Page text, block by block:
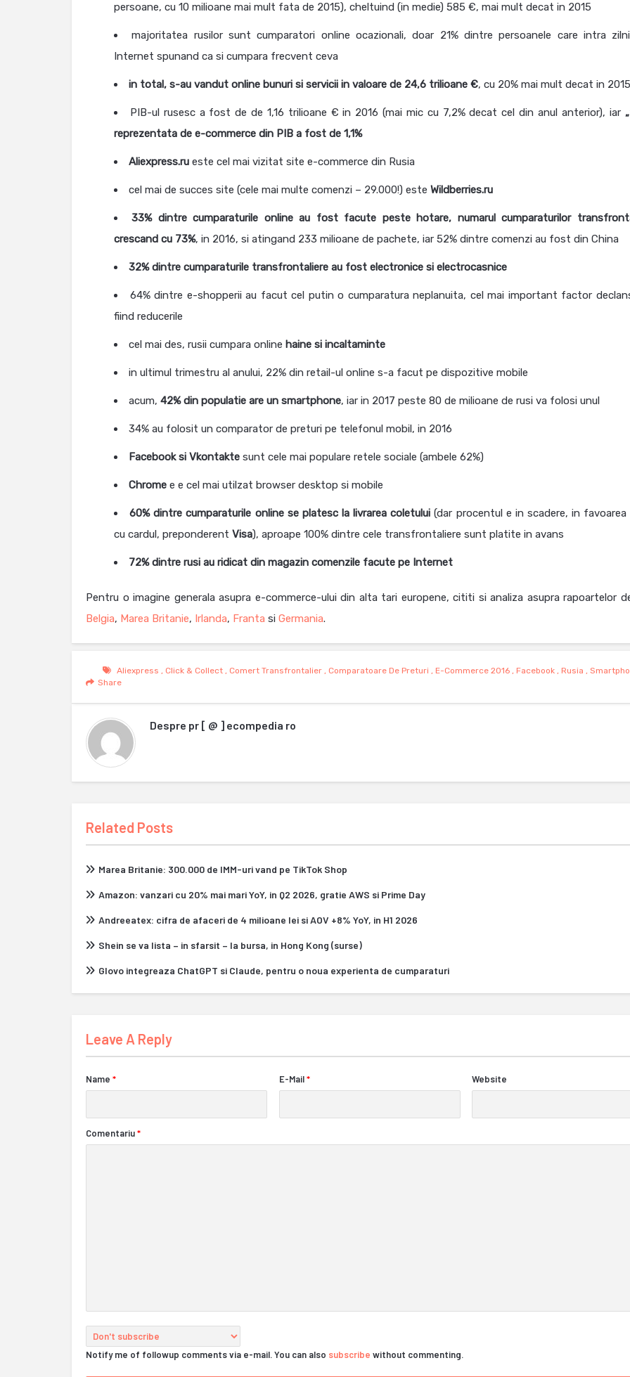
persoane, cu 10 milioane mai mult fata de 2015), cheltuind (in medie) 585 €, mai mult decat in 2015
majoritatea rusilor sunt cumparatori online ocazionali, doar 21% dintre persoanele care intra
Internet spunand ca si cumpara frecvent ceva
in total, s-au vandut online bunuri si servicii in valoare de 24,6 trilioane €, cu 20% mai mult decat in 2015
PIB-ul rusesc a fost de de 1,16 trilioane € in 2016 (mai mic cu 7,2% decat cel din anul anterior), iar
reprezentata de e-commerce din PIB a fost de 1,1%
Aliexpress.ru este cel mai vizitat site e-commerce din Rusia
cel mai de succes site (cele mai multe comenzi – 29.000!) este Wildberries.ru
33% dintre cumparaturile online au fost facute peste hotare, numarul cumparaturilor
crescand cu 73%, in 2016, si atingand 233 milioane de pachete, iar 52% dintre comenzi au fost din China
32% dintre cumparaturile transfrontaliere au fost electronice si electrocasnice
64% dintre e-shopperii au facut cel putin o cumparatura neplanuita, cel mai important factor
fiind reducerile
cel mai des, rusii cumpara online haine si incaltaminte
in ultimul trimestru al anului, 22% din retail-ul online s-a facut pe dispozitive mobile
acum, 42% din populatie are un smartphone, iar in 2017 peste 80 de milioane de rusi va folosi unul
34% au folosit un comparator de preturi pe telefonul mobil, in 2016
Facebook si Vkontakte sunt cele mai populare retele sociale (ambele 62%)
Chrome e e cel mai utilzat browser desktop si mobile
60% dintre cumparaturile online se platesc la livrarea coletului (dar procentul e in scadere, in
cu cardul, preponderent Visa), aproape 100% dintre cele transfrontaliere sunt platite in avans
72% dintre rusi au ridicat din magazin comenzile facute pe Internet
Pentru o imagine generala asupra e-commerce-ului din alta tari europene, cititi si analiza asupra rapoartelor
Belgia, Marea Britanie, Irlanda, Franta si Germania.
Aliexpress , Click & Collect, Comert Transfrontalier, Comparatoare De Preturi , E-Commerce 2016, Facebook, Rusia ,
Share
Despre pr [ @ ] ecompedia ro
Related Posts
Marea Britanie: 300.000 de IMM-uri vand pe TikTok Shop
Amazon: vanzari cu 20% mai mari YoY, in Q2 2026, gratie AWS si Prime Day
Andreeatex: cifra de afaceri de 4 milioane lei si AOV +8% YoY, in H1 2026
Shein se va lista – in sfarsit – la bursa, in Hong Kong (surse)
Glovo integreaza ChatGPT si Claude, pentru o noua experienta de cumparaturi
Leave A Reply
Name * E-Mail * Website
Comentariu*
Notify me of followup comments via e-mail. You can also subscribe without commenting.